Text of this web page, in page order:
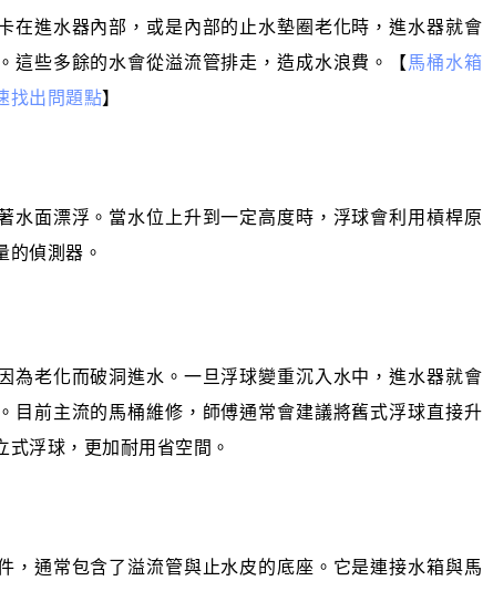
在進水器內部，或是內部的止水墊圈老化時，進水器就會
這些多餘的水會從溢流管排走，造成水浪費。【 馬桶水箱
找出問題點】
水面漂浮。當水位上升到一定高度時，浮球會利用槓桿原
的偵測器。
為老化而破洞進水。一旦浮球變重沉入水中，進水器就會
目前主流的馬桶維修，師傅通常會建議將舊式浮球直接升
浮球，更加耐用省空間。
，通常包含了溢流管與止水皮的底座。它是連接水箱與馬